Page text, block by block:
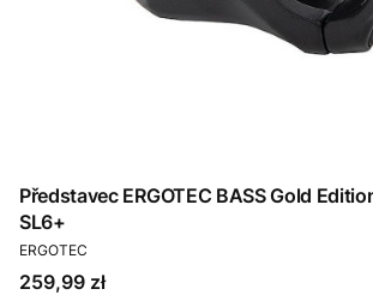
Představec ERGOTEC BASS Gold
SL6+
PRODUCENT
ERGOTEC
Cena
259,99 zł